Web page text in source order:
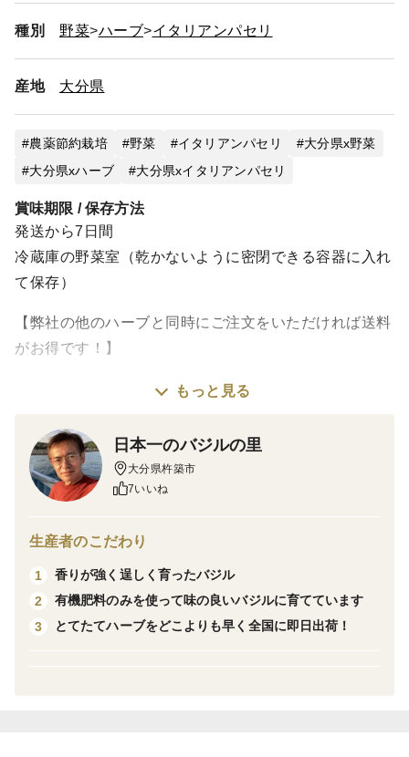
種別 野菜 ハーブ イタリアンパセリ
産地 大分県
農薬節約栽培 野菜 イタリアンパセリ
大分県x野菜
大分県xハーブ
大分県xイタリアンパセリ
賞味期限 / 保存方法
発送から7日間
冷蔵庫の野菜室（乾かないように密閉できる容器に入れ
て保存）
【弊社の他のハーブと同時にご注文をいただければ送料
がお得です！】
スイートバジル、ルッコラセルバティカに次ぐ弊社イチ
パセリ」がいよいよ食べチョクでも出荷開始となりまし
た。
土耕栽培で作られた香りの強いイタリアンパセリです。
ご評価をいただきました。
肥料は有機肥料のみを使い、味を悪くする化学肥料は一
切使っていません。また、害虫防除には天敵を活用して
もっと見る
日本一のバジルの里
大分県杵築市
7いいね
生産者のこだわり
1
香りが強く逞しく育ったバジル
2
有機肥料のみを使って味の良いバジルに育てています
3
とてたてハーブをどこよりも早く全国に即日出荷！